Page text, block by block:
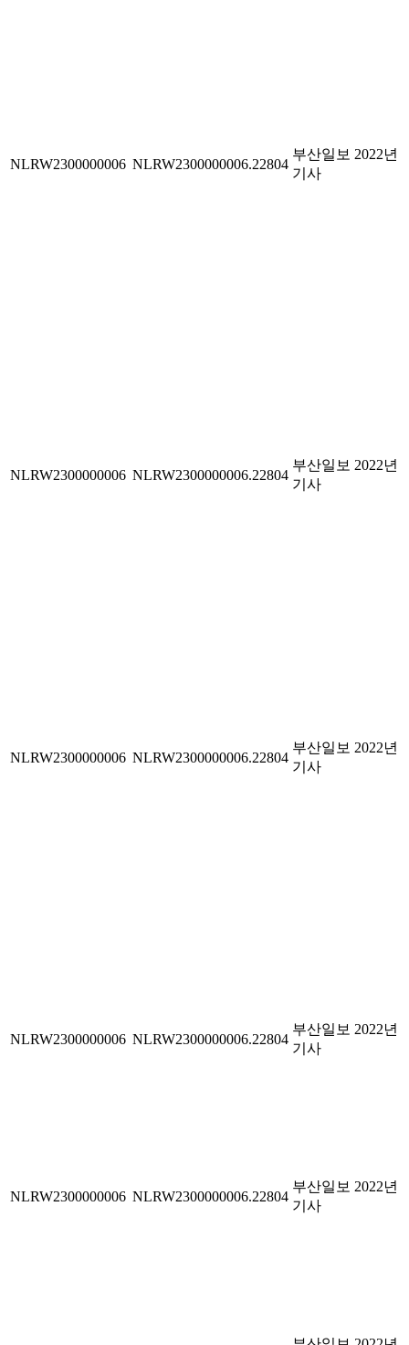
NLRW2300000006 NLRW2300000006.22804
부산일보 2022년
기사
NLRW2300000006 NLRW2300000006.22804
부산일보 2022년
기사
NLRW2300000006 NLRW2300000006.22804
부산일보 2022년
기사
NLRW2300000006 NLRW2300000006.22804
부산일보 2022년
기사
NLRW2300000006 NLRW2300000006.22804
부산일보 2022년
기사